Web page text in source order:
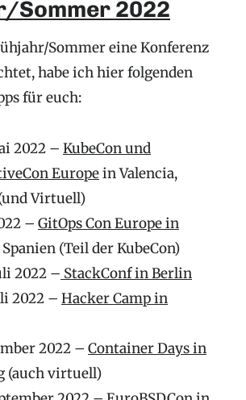
Sommer 2022
Sommer eine Konferenz
habe ich hier folgenden
für euch:
2022 – KubeCon und
Europein Valencia,
Virtuell)
– GitOps Con Europe in
Spanien (Teil der KubeCon)
2022 – StackConf in Berlin
2022 – Hacker Camp in
2022 – Container Days in
(auch virtuell)